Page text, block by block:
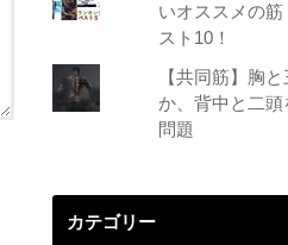
いオススメの
スト10！
【共同筋】胸
か、背中と二
問題
カテゴリー